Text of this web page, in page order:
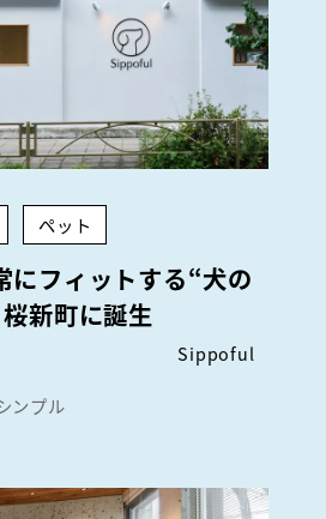
ペット
にフィットする“犬の
新町に誕生
Sippoful
ンプル